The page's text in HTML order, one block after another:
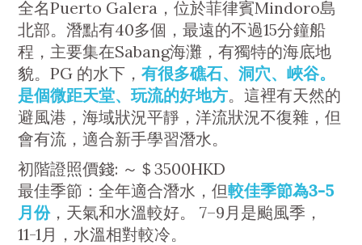
全名Puerto Galera，位於菲律賓Mindoro島
北部。潛點有40多個，最遠的不過15分鐘船
程，主要集在Sabang海灘，有獨特的海底地
貌。PG 的水下，有很多礁石、洞穴、峽谷。
是個微距天堂、玩流的好地方。這裡有天然的
避風港，海域狀況平靜，洋流狀況不復雜，但
會有流，適合新手學習潛水。
初階證照價錢: ～＄3500HKD
最佳季節：全年適合潛水，但較佳季節為3-5
月份，天氣和水溫較好。 7–9月是颱風季，
11-1月，水溫相對較冷。